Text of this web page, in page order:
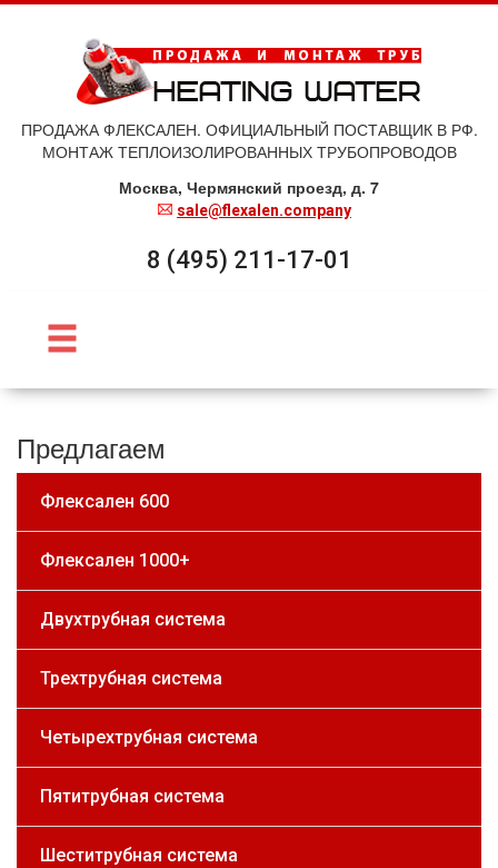
ПРОДАЖА ФЛЕКСАЛЕН. ОФИЦИАЛЬНЫЙ ПОСТАВЩИК В РФ.
МОНТАЖ ТЕПЛОИЗОЛИРОВАННЫХ ТРУБОПРОВОДОВ
Москва, Чермянский проезд, д. 7
sale@flexalen.company
8 (495) 211-17-01
Предлагаем
Флексален 600
Флексален 1000+
Двухтрубная система
Трехтрубная система
Четырехтрубная система
Пятитрубная система
Шеститрубная система